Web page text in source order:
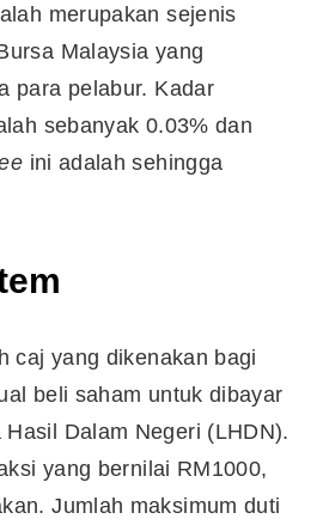
merupakan sejenis
Malaysia yang
para pelabur. Kadar
sebanyak 0.03% dan
ini adalah sehingga
caj yang dikenakan bagi
beli saham untuk dibayar
Hasil Dalam Negeri (LHDN).
yang bernilai RM1000,
Jumlah maksimum duti